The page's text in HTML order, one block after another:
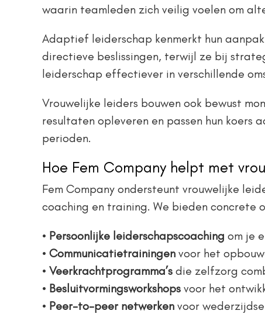
waarin teamleden zich veilig voelen om
Adaptief leiderschap kenmerkt hun
directieve beslissingen, terwijl ze bij
leiderschap effectiever in verschillende
Vrouwelijke leiders bouwen ook bewust
resultaten opleveren en passen hun koers
perioden.
Hoe Fem Company helpt met
Fem Company ondersteunt vrouwelijke
coaching en training. We bieden concrete
• Persoonlijke leiderschapscoaching om je
• Communicatietrainingen voor het
• Veerkrachtprogramma’s die zelfzorg
• Besluitvormingsworkshops voor het
• Peer-to-peer netwerken voor